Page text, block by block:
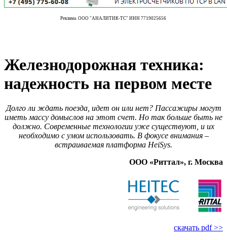
Реклама. ООО "АНАЛИТИК-ТС" ИНН 7719025656
Железнодорожная техника:
надежность на первом месте
Долго ли ждать поезда, идет он или нет? Пассажиры могут
иметь массу домыслов на этот счет. Но так больше быть не
должно. Современные технологии уже существуют, и их
необходимо с умом использовать. В фокусе внимания –
встраиваемая платформа HeiSys.
ООО «Риттал», г. Москва
скачать pdf >>